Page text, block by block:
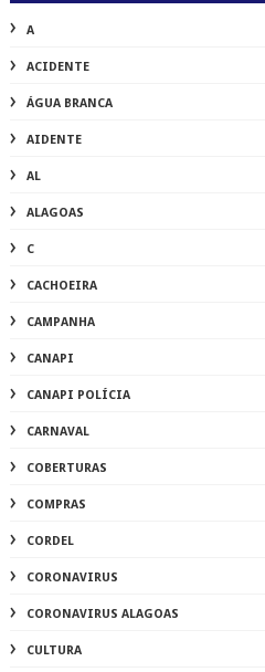
A
ACIDENTE
ÁGUA BRANCA
AIDENTE
AL
ALAGOAS
C
CACHOEIRA
CAMPANHA
CANAPI
CANAPI POLÍCIA
CARNAVAL
COBERTURAS
COMPRAS
CORDEL
CORONAVIRUS
CORONAVIRUS ALAGOAS
CULTURA